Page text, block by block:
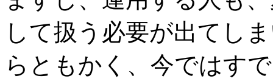
して扱う必要が出てし
らともかく、今ではす